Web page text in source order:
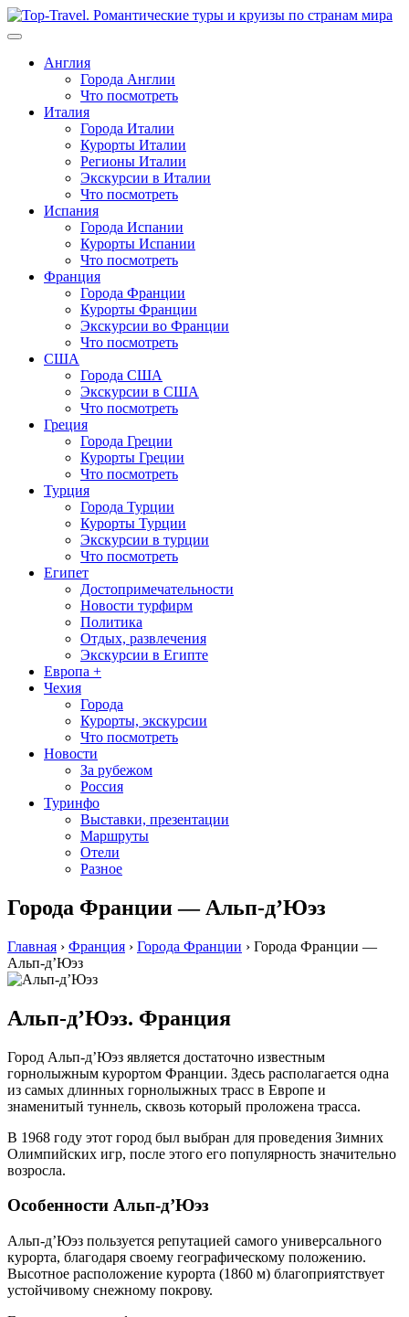
Перейти
к
Англия
Города Англии
Что посмотреть
Италия
Города Италии
Курорты Италии
Регионы Италии
Экскурсии в Италии
Что посмотреть
Испания
Города Испании
Курорты Испании
Что посмотреть
Франция
Города Франции
Курорты Франции
Экскурсии во Франции
Что посмотреть
США
Города США
Экскурсии в США
Что посмотреть
Греция
Города Греции
Курорты Греции
Что посмотреть
Турция
Города Турции
Курорты Турции
Экскурсии в турции
Что посмотреть
Египет
Достопримечательности
Новости турфирм
Политика
Отдых, развлечения
Экскурсии в Египте
Европа +
Чехия
Города
Курорты, экскурсии
Что посмотреть
Новости
За рубежом
Россия
Туринфо
Выставки, презентации
Маршруты
Отели
Разное
Города Франции — Альп-д’Юэз
Главная › Франция › Города Франции › Города Франции —
Альп-д’Юэз
Альп-д’Юэз. Франция
Город Альп-д’Юэз является достаточно известным
горнолыжным курортом Франции. Здесь располагается одна
из самых длинных горнолыжных трасс в Европе и
знаменитый туннель, сквозь который проложена трасса.
В 1968 году этот город был выбран для проведения Зимних
Олимпийских игр, после этого его популярность значительно
возросла.
Особенности Альп-д’Юэз
Альп-д’Юэз пользуется репутацией самого универсального
курорта, благодаря своему географическому положению.
Высотное расположение курорта (1860 м) благоприятствует
устойчивому снежному покрову.